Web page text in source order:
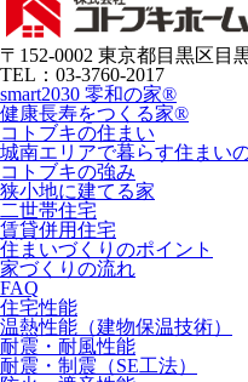
〒152-0002 東京都目黒区目
TEL：03-3760-2017
smart2030 零和の家®
健康長寿をつくる家®
コトブキの住まい
城南エリアで暮らす住まい
コトブキの強み
狭小地に建てる家
二世帯住宅
賃貸併用住宅
住まいづくりのポイント
家づくりの流れ
FAQ
住宅性能
温熱性能（建物保温技術）
耐震・耐風性能
耐震・制震（SE工法）